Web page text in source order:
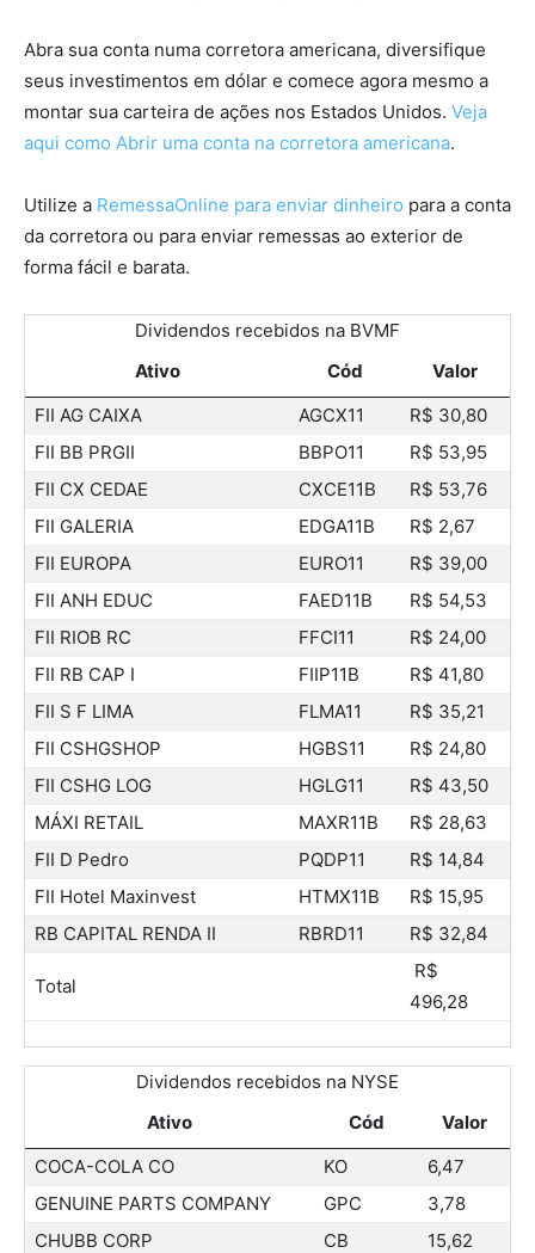
Abra sua conta numa corretora americana, diversifique
seus investimentos em dólar e comece agora mesmo a
montar sua carteira de ações nos Estados Unidos. Veja
aqui como Abrir uma conta na corretora americana.
Utilize a RemessaOnline para enviar dinheiro para a conta
da corretora ou para enviar remessas ao exterior de
forma fácil e barata.
Dividendos recebidos na BVMF
Ativo
Cód
Valor
FII AG CAIXA
AGCX11
R$ 30,80
FII BB PRGII
BBPO11
R$ 53,95
FII CX CEDAE
CXCE11B
R$ 53,76
FII GALERIA
EDGA11B
R$ 2,67
FII EUROPA
EURO11
R$ 39,00
FII ANH EDUC
FAED11B
R$ 54,53
FII RIOB RC
FFCI11
R$ 24,00
FII RB CAP I
FIIP11B
R$ 41,80
FII S F LIMA
FLMA11
R$ 35,21
FII CSHGSHOP
HGBS11
R$ 24,80
FII CSHG LOG
HGLG11
R$ 43,50
MÁXI RETAIL
MAXR11B
R$ 28,63
FII D Pedro
PQDP11
R$ 14,84
FII Hotel Maxinvest
HTMX11B
R$ 15,95
RB CAPITAL RENDA II
RBRD11 R$ 32,84
Total
R$
496,28
Dividendos recebidos na NYSE
Ativo
Cód
Valor
COCA-COLA CO
KO
6,47
GENUINE PARTS COMPANY
GPC
3,78
CHUBB CORP
CB
15,62